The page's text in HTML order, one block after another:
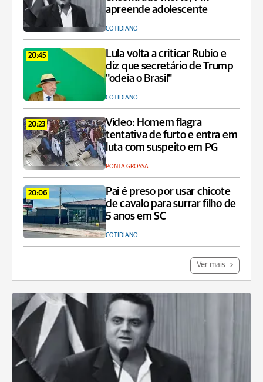
apreende adolescente
COTIDIANO
20:45
Lula volta a criticar Rubio e
diz que secretário de Trump
"odeia o Brasil"
COTIDIANO
20:23
Vídeo: Homem flagra
tentativa de furto e entra em
luta com suspeito em PG
PONTA GROSSA
20:06
Pai é preso por usar chicote
de cavalo para surrar filho de
5 anos em SC
COTIDIANO
Ver mais